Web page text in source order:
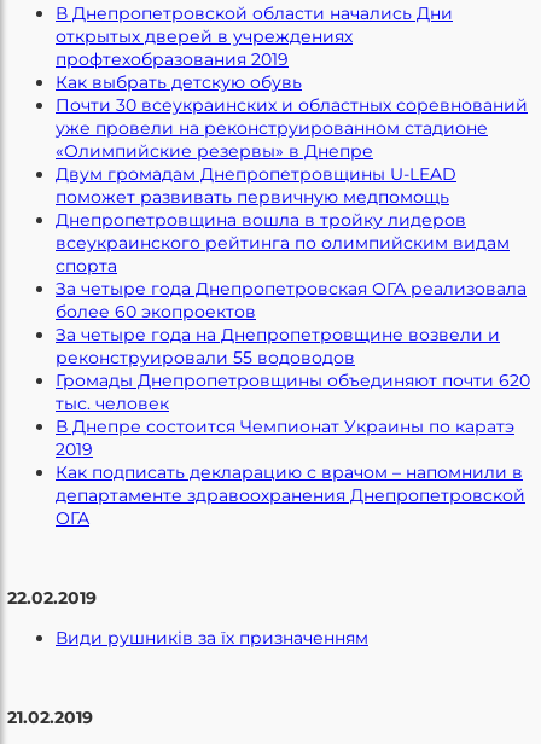
В Днепропетровской области начались Дни
открытых дверей в учреждениях
профтехобразования 2019
Как выбрать детскую обувь
Почти 30 всеукраинских и областных соревнований
уже провели на реконструированном стадионе
«Олимпийские резервы» в Днепре
Двум громадам Днепропетровщины U-LEAD
поможет развивать первичную медпомощь
Днепропетровщина вошла в тройку лидеров
всеукраинского рейтинга по олимпийским видам
спорта
За четыре года Днепропетровская ОГА реализовала
более 60 экопроектов
За четыре года на Днепропетровщине возвели и
реконструировали 55 водоводов
Громады Днепропетровщины объединяют почти 620
тыс. человек
В Днепре состоится Чемпионат Украины по каратэ
2019
Как подписать декларацию с врачом – напомнили в
департаменте здравоохранения Днепропетровской
ОГА
22.02.2019
Види рушників за їх призначенням
21.02.2019